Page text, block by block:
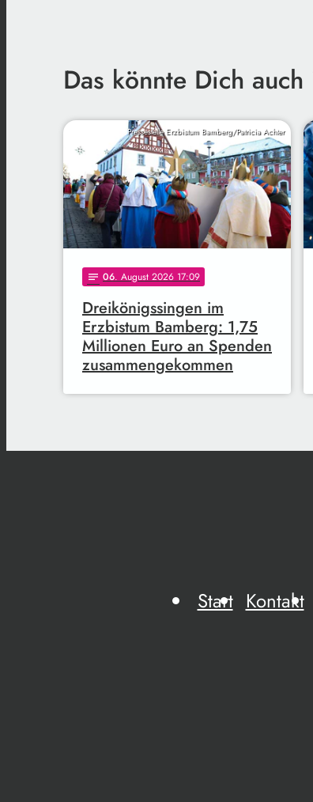
Das könnte Dich
Pressestelle Erzbistum Bamberg/Patricia Achter
notes 06. August 2026 17:09
Dreikönigssingen im
Erzbistum Bamberg: 1,75
Millionen Euro an Spenden
zusammengekommen
Start Kontakt